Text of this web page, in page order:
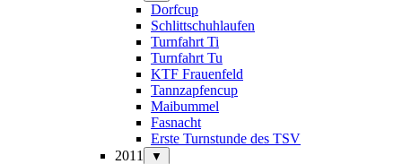
Dorfcup
Schlittschuhlaufen
Turnfahrt Ti
Turnfahrt Tu
KTF Frauenfeld
Tannzapfencup
Maibummel
Fasnacht
Erste Turnstunde des TSV
2011
▼